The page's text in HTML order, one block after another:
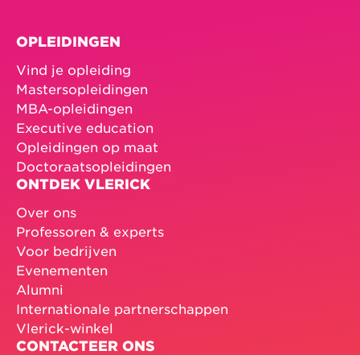
OPLEIDINGEN
Vind je opleiding
Mastersopleidingen
MBA-opleidingen
Executive education
Opleidingen op maat
Doctoraatsopleidingen
ONTDEK VLERICK
Over ons
Professoren & experts
Voor bedrijven
Evenementen
Alumni
Internationale partnerschappen
Vlerick-winkel
CONTACTEER ONS